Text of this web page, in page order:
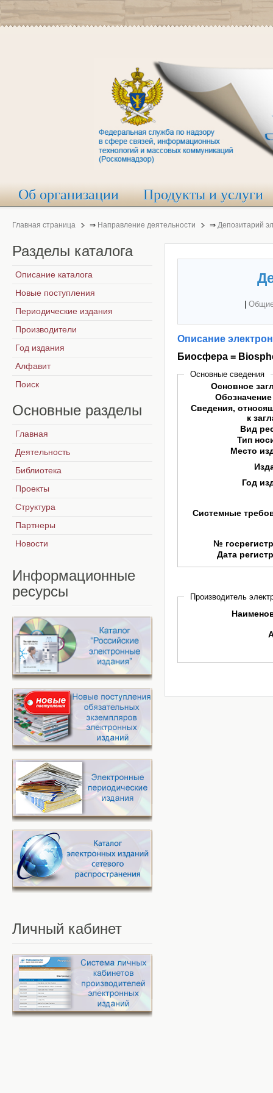
Об организации Продукты и услуги
Главная страница ⇒ Направление деятельности ⇒ Депозитарий
Описание
Биосфера =
Основные сведения
Основное
Сведения,
к
Вид
Тип
Место
Год
Системные
№
Дата
Производитель
Разделы каталога
Описание каталога
Новые поступления
Периодические издания
Производители
Год издания
Алфавит
Поиск
Основные разделы
Главная
Деятельность
Библиотека
Проекты
Структура
Партнеры
Новости
Информационные
ресурсы
Личный кабинет